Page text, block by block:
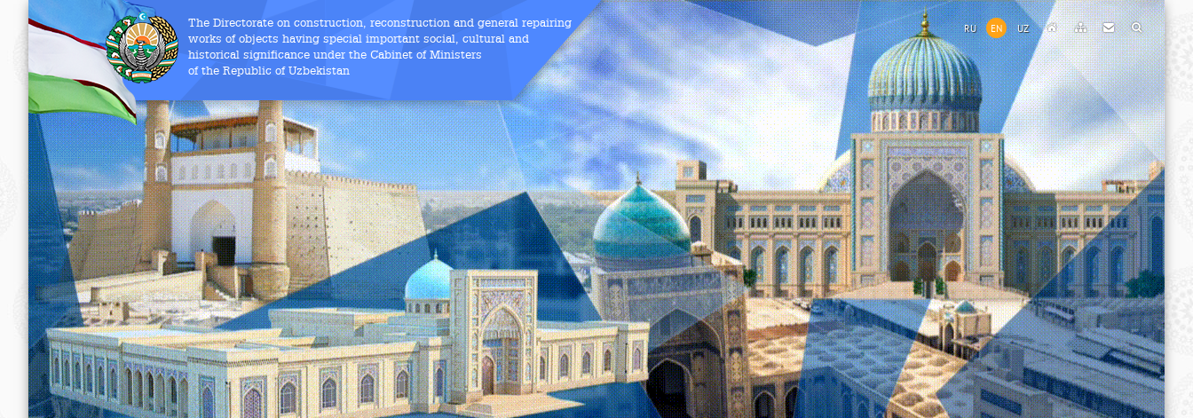
RU EN UZ
The Directorate on construction, reconstruction and general repairing
works of objects having special important social, cultural and
historical significance under the Cabinet of Ministers
of the Republic of Uzbekistan